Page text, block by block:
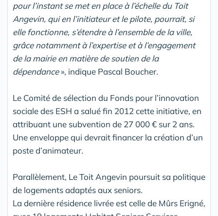
pour l’instant se met en place à l’échelle du Toit
Angevin, qui en l’initiateur et le pilote, pourrait, si
elle fonctionne, s’étendre à l’ensemble de la ville,
grâce notamment à l’expertise et à l’engagement
de la mairie en matière de soutien de la
dépendance», indique Pascal Boucher.
Le Comité de sélection du Fonds pour l’innovation
sociale des ESH a salué fin 2012 cette initiative, en
attribuant une subvention de 27 000 € sur 2 ans.
Une enveloppe qui devrait financer la création d’un
poste d’animateur.
Parallèlement, Le Toit Angevin poursuit sa politique
de logements adaptés aux seniors.
La dernière résidence livrée est celle de Mûrs Erigné,